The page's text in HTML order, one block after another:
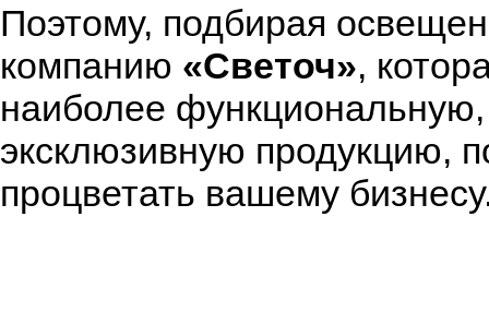
Поэтому, подбирая
компанию «Светоч»,
наиболее
эксклюзивную продукцию,
процветать вашему